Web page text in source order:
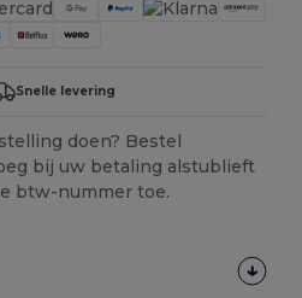
Snelle levering
doen? Bestel
bij uw betaling alstublieft
btw-nummer toe.